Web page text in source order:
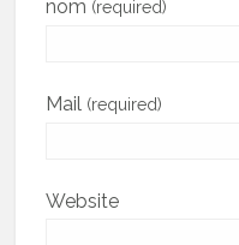
nom (required)
Mail (required)
Website